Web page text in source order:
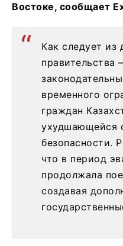
Востоке, сообщает
Как следует из
правительства
временного
граждан
ухудшающейся
безопасности.
что в период
продолжала
создавая